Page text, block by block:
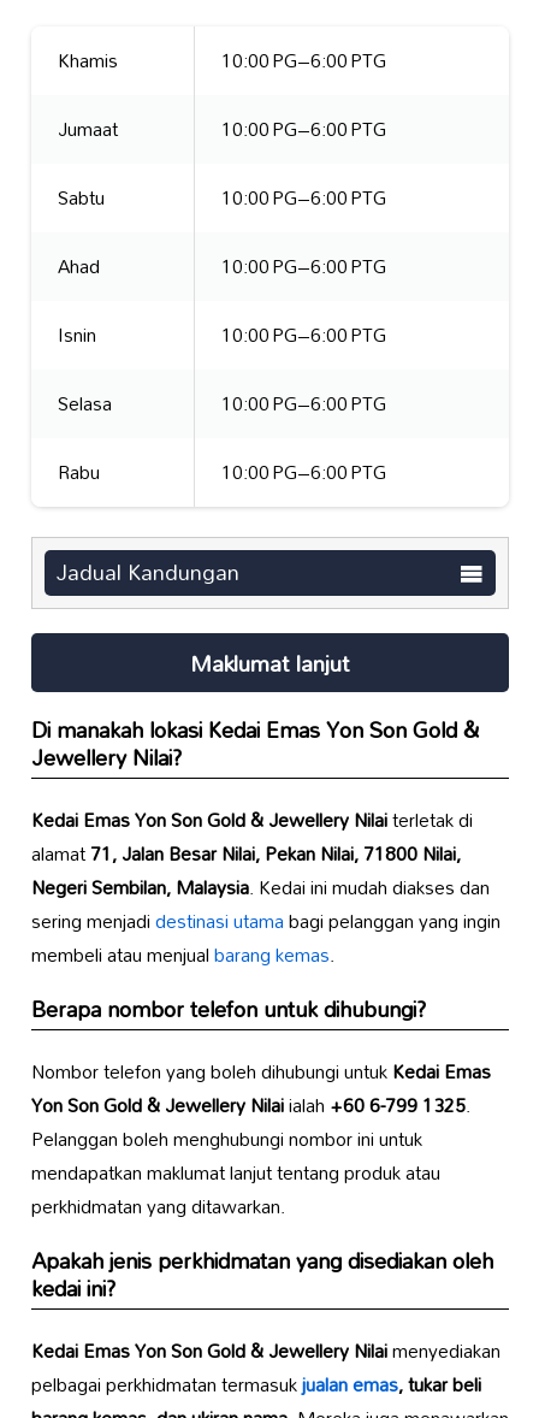
Khamis
10:00 PG–6:00 PTG
Jumaat
10:00 PG–6:00 PTG
Sabtu
10:00 PG–6:00 PTG
Ahad
10:00 PG–6:00 PTG
Isnin
10:00 PG–6:00 PTG
Selasa
10:00 PG–6:00 PTG
Rabu
10:00 PG–6:00 PTG
Jadual Kandungan
Maklumat lanjut
Di manakah lokasiKedai Emas Yon Son Gold &
Jewellery Nilai?
Kedai Emas Yon Son Gold & Jewellery Nilaiterletak di
alamat71, Jalan Besar Nilai, Pekan Nilai, 71800 Nilai,
Negeri Sembilan, Malaysia. Kedai ini mudah diakses dan
sering menjadidestinasi utamabagi pelanggan yang ingin
membeli atau menjualbarang kemas.
Berapa nombor telefon untuk dihubungi?
Nombor telefon yang boleh dihubungi untukKedai Emas
Yon Son Gold & Jewellery Nilaiialah+60 6-799 1325.
Pelanggan boleh menghubungi nombor ini untuk
mendapatkan maklumat lanjut tentang produk atau
perkhidmatan yang ditawarkan.
Apakah jenis perkhidmatan yang disediakan oleh
kedai ini?
Kedai Emas Yon Son Gold & Jewellery Nilaimenyediakan
pelbagai perkhidmatan termasukjualan emas, tukar beli